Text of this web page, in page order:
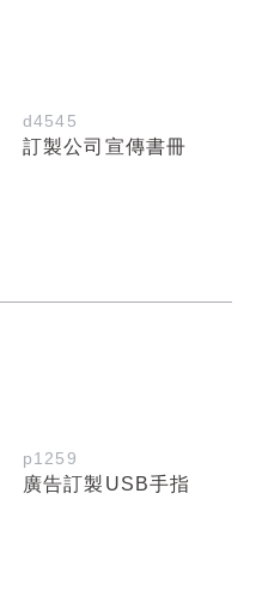
d4545
訂製公司宣傳書冊
p1259
廣告訂製USB手指